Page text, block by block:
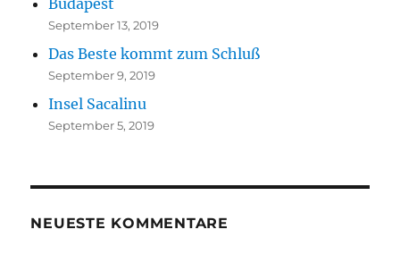
Budapest
September 13, 2019
Das Beste kommt zum Schluß
September 9, 2019
Insel Sacalinu
September 5, 2019
NEUESTE KOMMENTARE